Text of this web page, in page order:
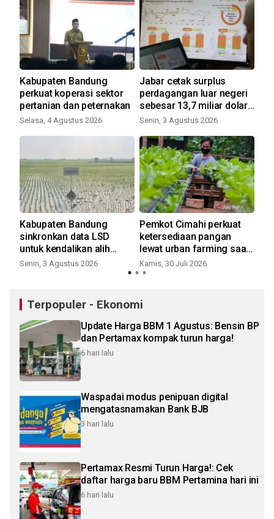
Kabupaten Bandung
perkuat koperasi sektor
pertanian dan peternakan
Selasa, 4 Agustus 2026
Jabar cetak surplus
perdagangan luar negeri
sebesar 13,7 miliar dolar
AS
Senin, 3 Agustus 2026
Kabupaten Bandung
sinkronkan data LSD
untuk kendalikan alih
fungsi lahan
Senin, 3 Agustus 2026
Pemkot Cimahi perkuat
ketersediaan pangan
lewat urban farming saat
kemarau
Kamis, 30 Juli 2026
Terpopuler - Ekonomi
Update Harga BBM 1 Agustus: Bensin BP
dan Pertamax kompak turun harga!
6 hari lalu
Waspadai modus penipuan digital
mengatasnamakan Bank BJB
3 hari lalu
Pertamax Resmi Turun Harga!: Cek
daftar harga baru BBM Pertamina hari ini
6 hari lalu